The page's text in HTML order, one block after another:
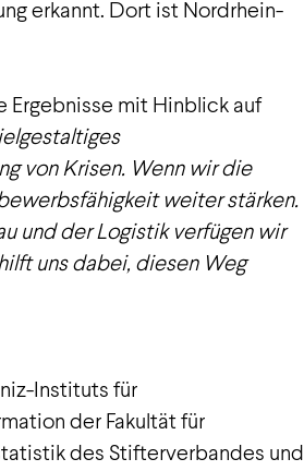
erkannt. Dort ist Nordrhein-
Ergebnisse mit Hinblick auf
von Krisen. Wenn wir die
weiter stärken.
und der Logistik verfügen wir
uns dabei, diesen Weg
Instituts für
der Fakultät für
des Stifterverbandes und